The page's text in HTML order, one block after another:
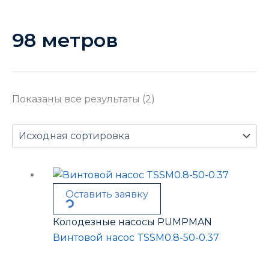
98 метров
Показаны все результаты (2)
Оставить заявку
Колодезные насосы PUMPMAN
Винтовой насос TSSM0.8-50-0.37